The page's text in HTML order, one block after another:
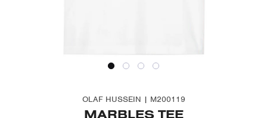
OLAF HUSSEIN | M200119
MARBLES TEE